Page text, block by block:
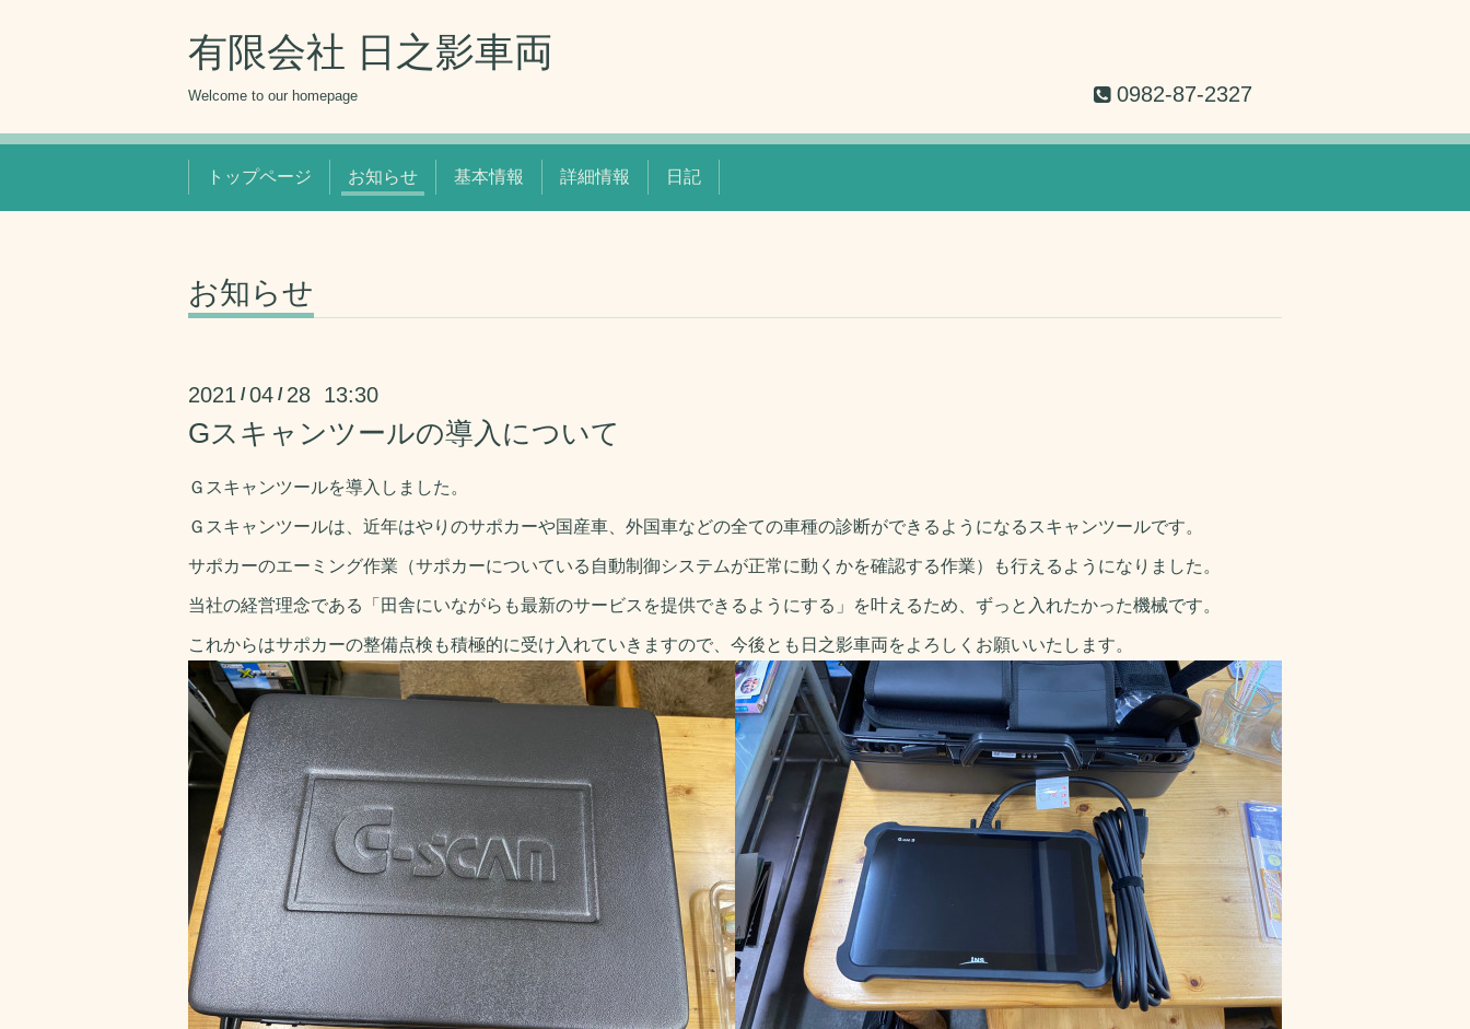
有限会社 日之影車両
Welcome to our homepage 0982-87-2327
トップページ お知らせ 基本情報 詳細情報 日記
お知らせ
2021 /04 / 28 13:30
Gスキャンツールの導入について
Ｇスキャンツールを導入しました。
Ｇスキャンツールは、近年はやりのサポカーや国産車、外国車などの全ての車種の診断ができるようになるスキャンツールです。
サポカーのエーミング作業（サポカーについている自動制御システムが正常に動くかを確認する作業）も行えるようになりました。
当社の経営理念である「田舎にいながらも最新のサービスを提供できるようにする」を叶えるため、 ずっと入れたかった機械です。
これからはサポカーの整備点検も積極的に受け入れていきますので、今後とも日之影車両をよろしくお願いいたします。